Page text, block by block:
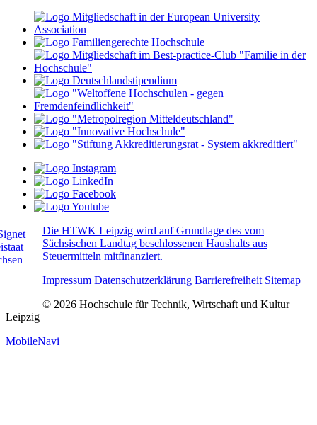
Die HTWK Leipzig wird auf Grundlage des vom
Sächsischen Landtag beschlossenen Haushalts aus
Steuermitteln mitfinanziert.
Impressum Datenschutzerklärung Barrierefreiheit Sitemap
© 2026 Hochschule für Technik, Wirtschaft und Kultur
Leipzig
MobileNavi